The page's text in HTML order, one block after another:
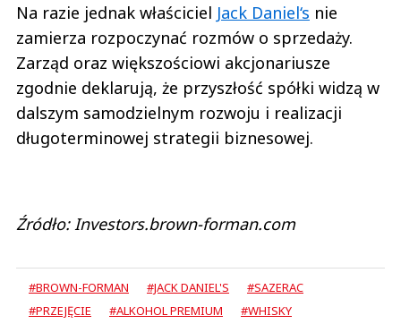
Na razie jednak właściciel Jack Daniel‘s nie
zamierza rozpoczynać rozmów o sprzedaży.
Zarząd oraz większościowi akcjonariusze
zgodnie deklarują, że przyszłość spółki widzą w
dalszym samodzielnym rozwoju i realizacji
długoterminowej strategii biznesowej.
Źródło: Investors.brown-forman.com
#BROWN-FORMAN #JACK DANIEL'S
#SAZERAC
#PRZEJĘCIE
#ALKOHOL PREMIUM
#WHISKY